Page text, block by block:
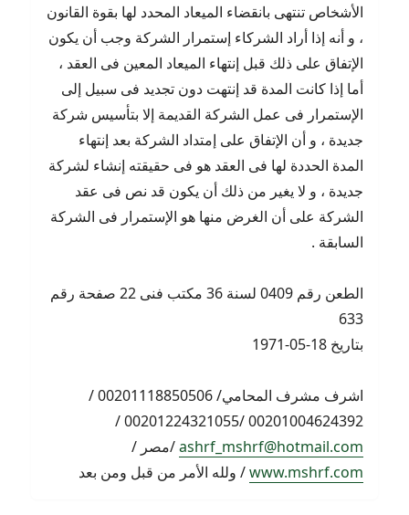
الأشخاص تنتهى بانقضاء الميعاد المحدد لها بقوة القانون
، و أنه إذا أراد الشركاء إستمرار الشركة وجب أن يكون
الإتفاق على ذلك قبل إنتهاء الميعاد المعين فى العقد ،
أما إذا كانت المدة قد إنتهت دون تجديد فى سبيل إلى
الإستمرار فى عمل الشركة القديمة إلا بتأسيس شركة
جديدة ، و أن الإتفاق على إمتداد الشركة بعد إنتهاء
المدة الحددة لها فى العقد هو فى حقيقته إنشاء لشركة
جديدة ، و لا يغير من ذلك أن يكون قد نص فى عقد
الشركة على أن الغرض منها هو الإستمرار فى الشركة
السابقة .
الطعن رقم 0409 لسنة 36 مكتب فنى 22 صفحة رقم
633
بتاريخ 18-05-1971
اشرف مشرف المحامي/ 00201118850506 /
00201004624392 /00201224321055 /
ashrf_mshrf@hotmail.com/مصر /
www.mshrf.com/ ولله الأمر من قبل ومن بعد